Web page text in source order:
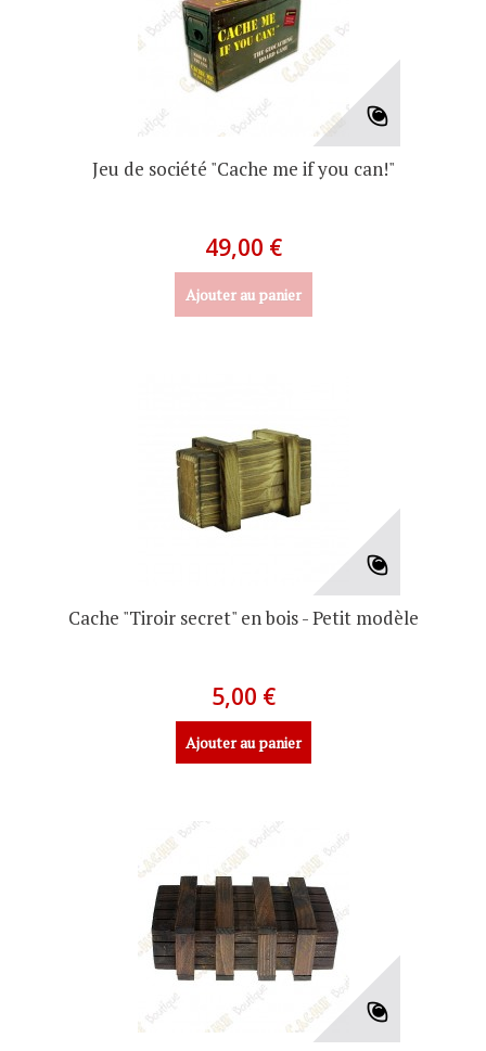
Jeu de société "Cache me if you can!"
49,00 €
Ajouter au panier
Cache "Tiroir secret" en bois - Petit modèle
5,00 €
Ajouter au panier